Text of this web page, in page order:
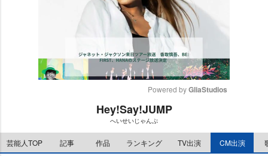
e
Powered by GliaStudios
Hey!Say!JUMP
へいせいじゃんぷ
芸能人TOP 記事 作品 ランキング TV出演 CM出演